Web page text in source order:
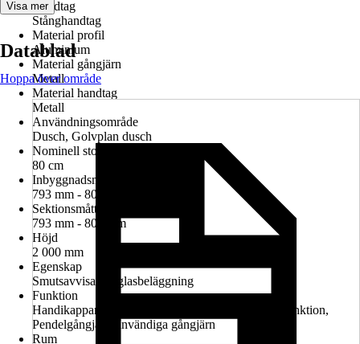
Handtag
Stånghandtag
Material profil
Aluminium
Material gångjärn
Metall
Material handtag
Metall
Användningsområde
Dusch, Golvplan dusch
Nominell storlek i cm
80 cm
Inbyggnadsmått i nisch
793 mm - 807 mm
Sektionsmått
793 mm - 807 mm
Höjd
2 000 mm
Egenskap
Smutsavvisande glasbeläggning
Funktion
Handikappanpassad montering möjlig, Lyft-sänk-funktion,
Pendelgångjärn, Invändiga gångjärn
Rum
Visa mer
Datablad
Hoppa över område